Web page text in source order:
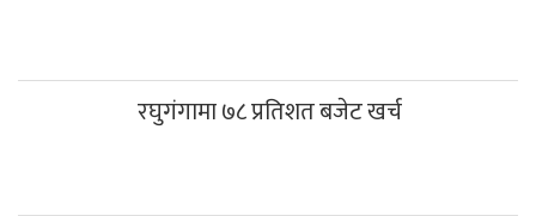
रघुगंगामा ७८ प्रतिशत बजेट खर्च